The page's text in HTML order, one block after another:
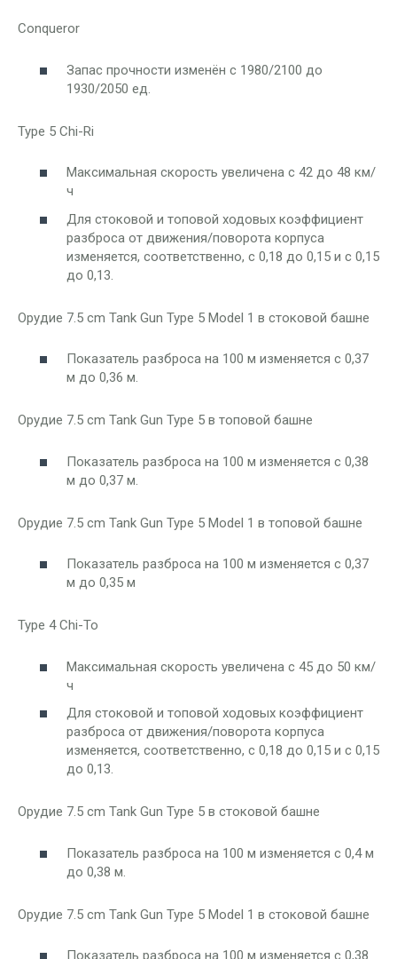
Conqueror
Запас прочности изменён с 1980/2100 до
1930/2050 ед.
Type 5 Chi-Ri
Максимальная скорость увеличена с 42 до 48 км/
ч
Для стоковой и топовой ходовых коэффициент
разброса от движения/поворота корпуса
изменяется, соответственно, с 0,18 до 0,15 и с 0,15
до 0,13.
Орудие 7.5 cm Tank Gun Type 5 Model 1 в стоковой башне
Показатель разброса на 100 м изменяется с 0,37
м до 0,36 м.
Орудие 7.5 cm Tank Gun Type 5 в топовой башне
Показатель разброса на 100 м изменяется с 0,38
м до 0,37 м.
Орудие 7.5 cm Tank Gun Type 5 Model 1 в топовой башне
Показатель разброса на 100 м изменяется с 0,37
м до 0,35 м
Type 4 Chi-To
Максимальная скорость увеличена с 45 до 50 км/
ч
Для стоковой и топовой ходовых коэффициент
разброса от движения/поворота корпуса
изменяется, соответственно, с 0,18 до 0,15 и с 0,15
до 0,13.
Орудие 7.5 cm Tank Gun Type 5 в стоковой башне
Показатель разброса на 100 м изменяется с 0,4 м
до 0,38 м.
Орудие 7.5 cm Tank Gun Type 5 Model 1 в стоковой башне
Показатель разброса на 100 м изменяется с 0,38